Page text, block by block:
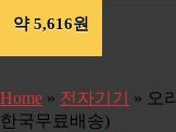
약 5,616원
Home » 전자기기 » 오
한국무료배송)